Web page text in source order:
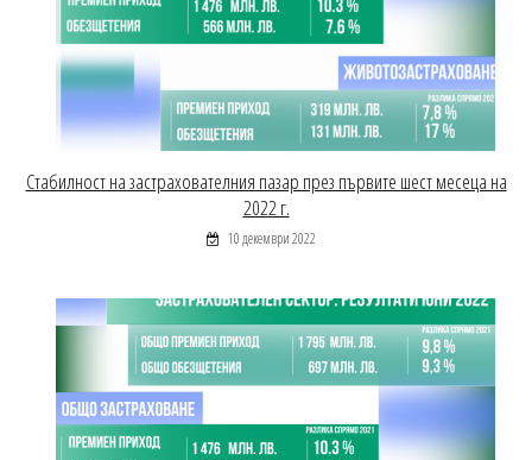
Стабилност на застрахователния пазар през първите шест месеца на
2022 г.
10 декември 2022